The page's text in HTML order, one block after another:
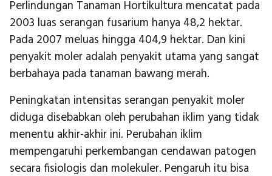
Perlindungan Tanaman Hortikultura mencatat pada
2003 luas serangan fusarium hanya 48,2 hektar.
Pada 2007 meluas hingga 404,9 hektar. Dan kini
penyakit moler adalah penyakit utama yang sangat
berbahaya pada tanaman bawang merah.
Peningkatan intensitas serangan penyakit moler
diduga disebabkan oleh perubahan iklim yang tidak
menentu akhir-akhir ini. Perubahan iklim
mempengaruhi perkembangan cendawan patogen
secara fisiologis dan molekuler. Pengaruh itu bisa